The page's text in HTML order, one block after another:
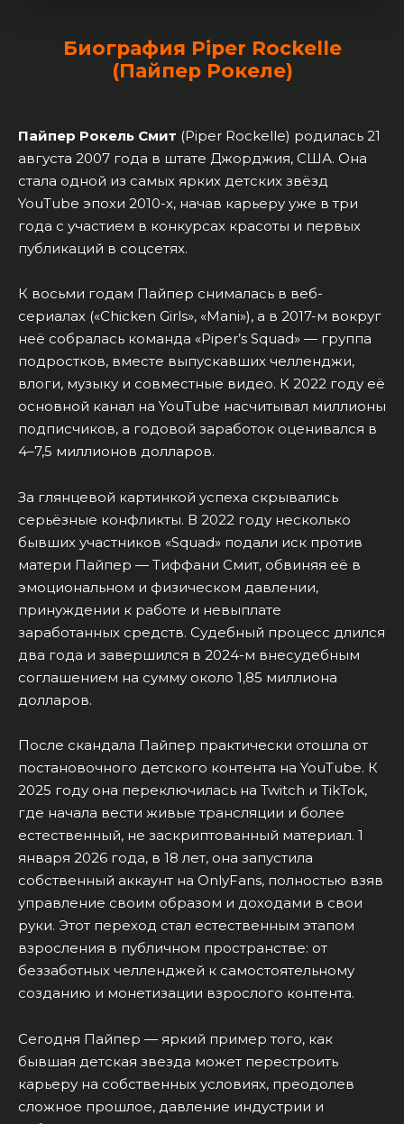
Биография Piper Rockelle
(Пайпер Рокеле)
Пайпер Рокель Смит (Piper Rockelle) родилась 21
августа 2007 года в штате Джорджия, США. Она
стала одной из самых ярких детских звёзд
YouTube эпохи 2010-х, начав карьеру уже в три
года с участием в конкурсах красоты и первых
публикаций в соцсетях.
К восьми годам Пайпер снималась в веб-
сериалах («Chicken Girls», «Mani»), а в 2017-м вокруг
неё собралась команда «Piper’s Squad» — группа
подростков, вместе выпускавших челленджи,
влоги, музыку и совместные видео. К 2022 году её
основной канал на YouTube насчитывал миллионы
подписчиков, а годовой заработок оценивался в
4–7,5 миллионов долларов.
За глянцевой картинкой успеха скрывались
серьёзные конфликты. В 2022 году несколько
бывших участников «Squad» подали иск против
матери Пайпер — Тиффани Смит, обвиняя её в
эмоциональном и физическом давлении,
принуждении к работе и невыплате
заработанных средств. Судебный процесс длился
два года и завершился в 2024-м внесудебным
соглашением на сумму около 1,85 миллиона
долларов.
После скандала Пайпер практически отошла от
постановочного детского контента на YouTube. К
2025 году она переключилась на Twitch и TikTok,
где начала вести живые трансляции и более
естественный, не заскриптованный материал. 1
января 2026 года, в 18 лет, она запустила
собственный аккаунт на OnlyFans, полностью взяв
управление своим образом и доходами в свои
руки. Этот переход стал естественным этапом
взросления в публичном пространстве: от
беззаботных челленджей к самостоятельному
созданию и монетизации взрослого контента.
Сегодня Пайпер — яркий пример того, как
бывшая детская звезда может перестроить
карьеру на собственных условиях, преодолев
сложное прошлое, давление индустрии и